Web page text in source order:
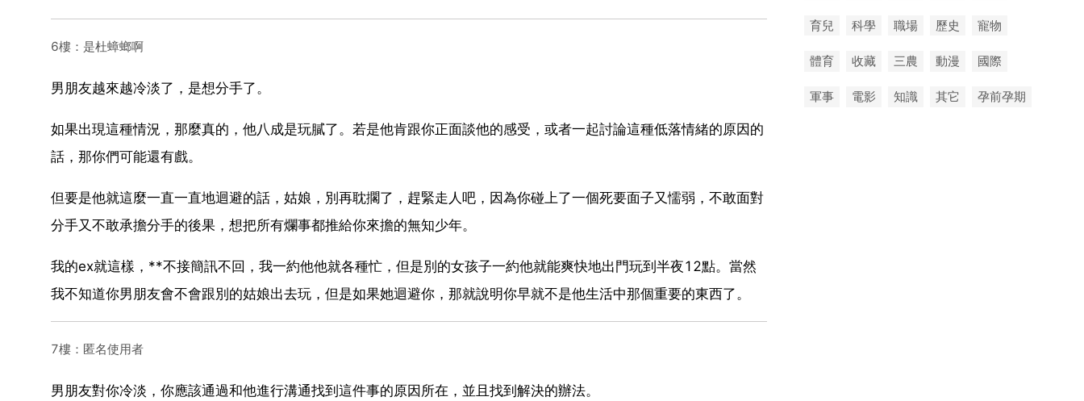
6樓：是杜蟑螂啊
男朋友越來越冷淡了，是想分手了。
如果出現這種情況，那麼真的，他八成是玩膩了。若是他肯跟你正面談他的感受，或者一起討論這種低落情緒的原因的
話，那你們可能還有戲。
但要是他就這麼一直一直地迴避的話，姑娘，別再耽擱了，趕緊走人吧，因為你碰上了一個死要面子又懦弱，不敢面對
分手又不敢承擔分手的後果，想把所有爛事都推給你來擔的無知少年。
我的ex就這樣，**不接簡訊不回，我一約他他就各種忙，但是別的女孩子一約他就能爽快地出門玩到半夜12點。當然
我不知道你男朋友會不會跟別的姑娘出去玩，但是如果她迴避你，那就說明你早就不是他生活中那個重要的東西了。
7樓：匿名使用者
男朋友對你冷淡，你應該通過和他進行溝通找到這件事的原因所在，並且找到解決的辦法。
育兒 科學 職場 歷史 寵物
體育 收藏 三農 動漫 國際
軍事 電影 知識 其它 孕前孕期